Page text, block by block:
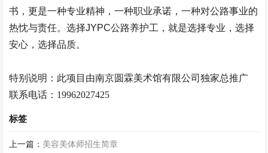
书，更是一种专业精神，一种职业承诺，一种对公路事业的
热忱与责任。选择JYPC公路养护工，就是选择专业，选择
安心，选择品质。
特别说明：此项目由南京圆霖美术馆有限公司独家总推广
联系电话： 19962027425
标签
上一篇： 美容美体师招生简章